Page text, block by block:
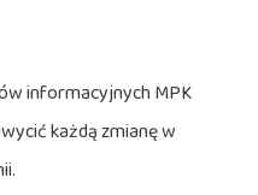
informacyjnych MPK
każdą zmianę w